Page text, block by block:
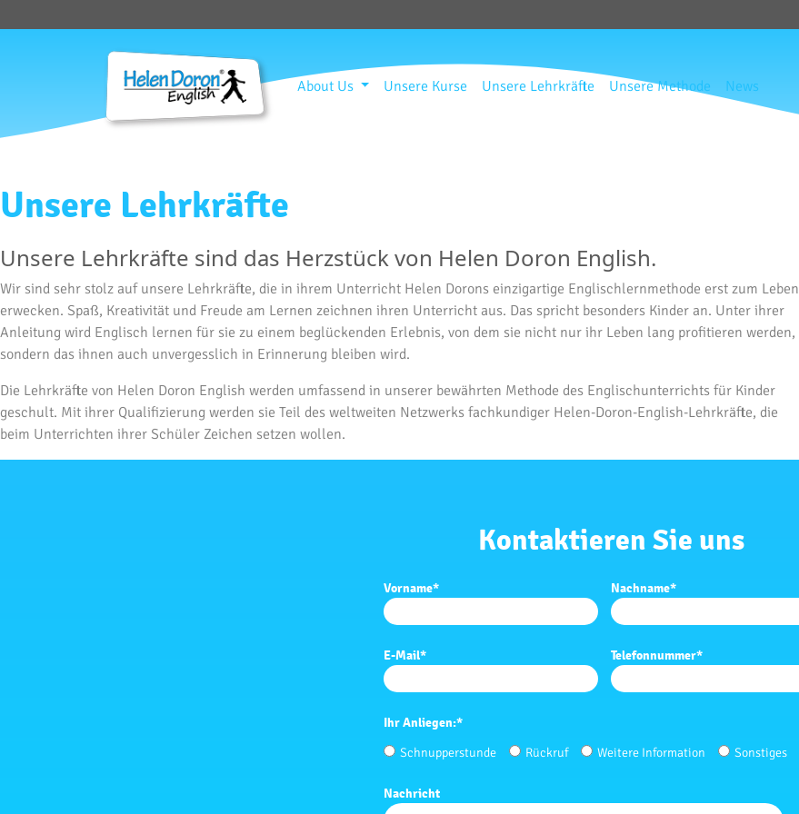
About Us Unsere Kurse Unsere Lehrkräfte Unsere Methode News
Unsere Lehrkräfte
Unsere Lehrkräfte sind das Herzstück von Helen Doron English.
Wir sind sehr stolz auf unsere Lehrkräfte, die in ihrem Unterricht Helen Dorons einzigartige Englischlernmethode erst zum Leben
erwecken. Spaß, Kreativität und Freude am Lernen zeichnen ihren Unterricht aus. Das spricht besonders Kinder an. Unter ihrer
Anleitung wird Englisch lernen für sie zu einem beglückenden Erlebnis, von dem sie nicht nur ihr Leben lang profitieren werden,
sondern das ihnen auch unvergesslich in Erinnerung bleiben wird.
Die Lehrkräfte von Helen Doron English werden umfassend in unserer bewährten Methode des Englischunterrichts für Kinder
geschult. Mit ihrer Qualifizierung werden sie Teil des weltweiten Netzwerks fachkundiger Helen-Doron-English-Lehrkräfte, die
beim Unterrichten ihrer Schüler Zeichen setzen wollen.
Kontaktieren Sie uns
Vorname* Nachname*
E-Mail* Telefonnummer*
Ihr Anliegen:*
Schnupperstunde Rückruf Weitere Information Sonstiges
Nachricht